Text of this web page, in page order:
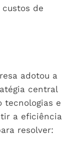
de
adotou a
central
tecnologias e
a eficiência
resolver: